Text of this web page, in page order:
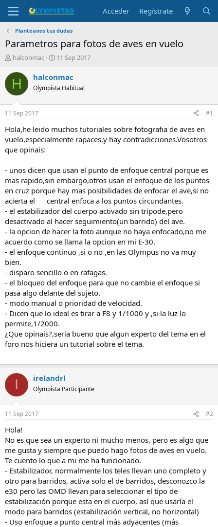
Acceder Regístrate
Planteanos tus dudas
Parametros para fotos de aves en vuelo
I
i
c
a
d
o
r
e
l
e
m
a
halconmac
F
c
a
i
n
c
11 Sep 2017
H halconmac
Olympista Habitual
11 Sep 2017 #1
Hola,he leido muchos tutoriales sobre fotografia de aves en
vuelo,especialmente rapaces,y hay contradicciones.Vosotros
que opinais:
- unos dicen que usan el punto de enfoque central porque es
mas rapido,sin embargo,otros usan el enfoque de los puntos
en cruz porque hay mas posibilidades de enfocar el ave,si no
acierta el central enfoca a los puntos circundantes.
- el estabilizador del cuerpo activado sin tripode,pero
desactivado al hacer seguimiento(un barrido) del ave.
- la opcion de hacer la foto aunque no haya enfocado,no me
acuerdo como se llama la opcion en mi E-30.
- el enfoque continuo ,si o no ,en las Olympus no va muy
bien.
- disparo sencillo o en rafagas.
- el bloqueo del enfoque para que no cambie el enfoque si
pasa algo delante del sujeto.
- modo manual o prioridad de velocidad.
- Dicen que lo ideal es tirar a F8 y 1/1000 y ,si la luz lo
permite,1/2000.
¿Que opinais?,seria bueno que algun experto del tema en el
foro nos hiciera un tutorial sobre el tema.
I irelandrl
Olympista Participante
11 Sep 2017 #2
Hola!
No es que sea un experto ni mucho menos, pero es algo que
me gusta y siempre que puedo hago fotos de aves en vuelo.
Te cuento lo que a mi me ha funcionado.
- Estabilizador, normalmente los teles llevan uno completo y
otro para barridos, activa solo el de barridos, desconozco la
e30 pero las OMD llevan para seleccionar el tipo de
estabilización porque esta en el cuerpo, así que usaría el
modo para barridos (estabilización vertical, no horizontal)
- Uso enfoque a punto central más adyacentes (más